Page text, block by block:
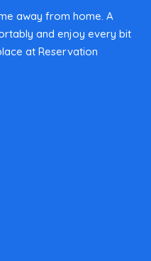
away from home. A
and enjoy every bit
at Reservation